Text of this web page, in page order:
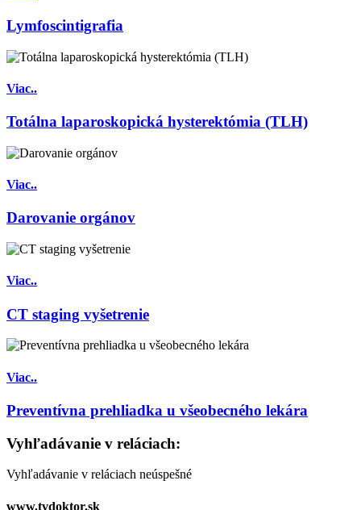
Lymfoscintigrafia
Viac..
Totálna laparoskopická hysterektómia (TLH)
Viac..
Darovanie orgánov
Viac..
CT staging vyšetrenie
Viac..
Preventívna prehliadka u všeobecného lekára
Vyhľadávanie v reláciach:
Vyhľadávanie v reláciach neúspešné
www.tvdoktor.sk